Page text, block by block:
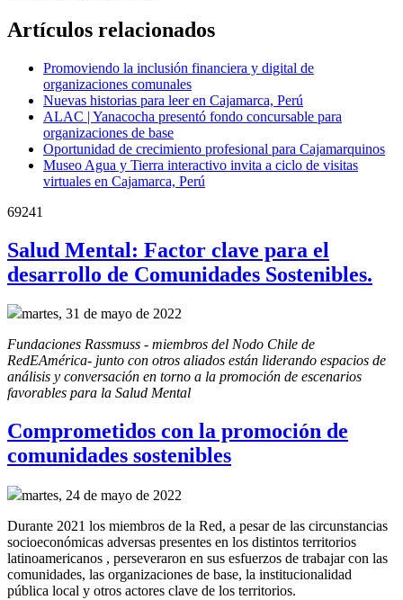
Artículos relacionados
Promoviendo la inclusión financiera y digital de
organizaciones comunales
Nuevas historias para leer en Cajamarca, Perú
ALAC | Yanacocha presentó fondo concursable para
organizaciones de base
Oportunidad de crecimiento profesional para Cajamarquinos
Museo Agua y Tierra interactivo invita a ciclo de visitas
virtuales en Cajamarca, Perú
69241
Salud Mental: Factor clave para el
desarrollo de Comunidades Sostenibles.
martes, 31 de mayo de 2022
Fundaciones Rassmuss - miembros del Nodo Chile de
RedEAmérica- junto con otros aliados están liderando espacios de
análisis y conversación en torno a la promoción de escenarios
favorables para la Salud Mental
Comprometidos con la promoción de
comunidades sostenibles
martes, 24 de mayo de 2022
Durante 2021 los miembros de la Red, a pesar de las circunstancias
socioeconómicas adversas presentes en los distintos territorios
latinoamericanos , perseveraron en sus esfuerzos de trabajar con las
comunidades, las organizaciones de base, la institucionalidad
pública local y otros actores clave de los territorios.